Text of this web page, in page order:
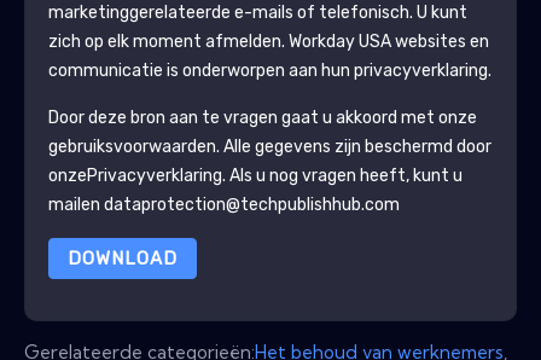
marketinggerelateerde e-mails of telefonisch. U kunt
zich op elk moment afmelden. Workday USAwebsites en
communicatie is onderworpen aan hun privacyverklaring.
Door deze bron aan te vragen gaat u akkoord met onze
gebruiksvoorwaarden. Alle gegevens zijn beschermd door
onzePrivacyverklaring. Als u nog vragen heeft, kunt u
mailen dataprotection@techpublishhub.com
DOWNLOAD
Gerelateerde categorieën:Het behoud van werknemers